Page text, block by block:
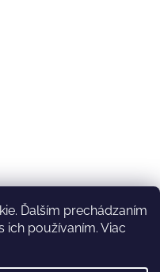
Ďalším prechádzaním
používaním. Viac